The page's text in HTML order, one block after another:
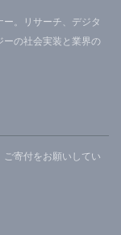
。リサーチ、デジタ
ーの社会実装と業界の
寄付をお願いしてい